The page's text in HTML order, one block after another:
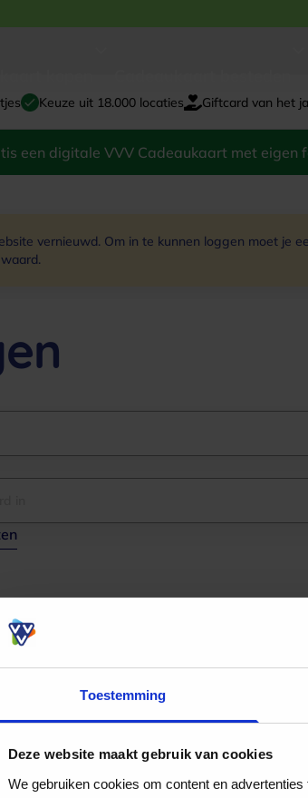
Toestemming
Deze website maakt gebruik van cookies
We gebruiken cookies om content en
Keuze uit 18.000 locaties Giftcard van het
een digitale VVV Cadeaukaart met eigen
vernieuwd. Om in te kunnen loggen moet je